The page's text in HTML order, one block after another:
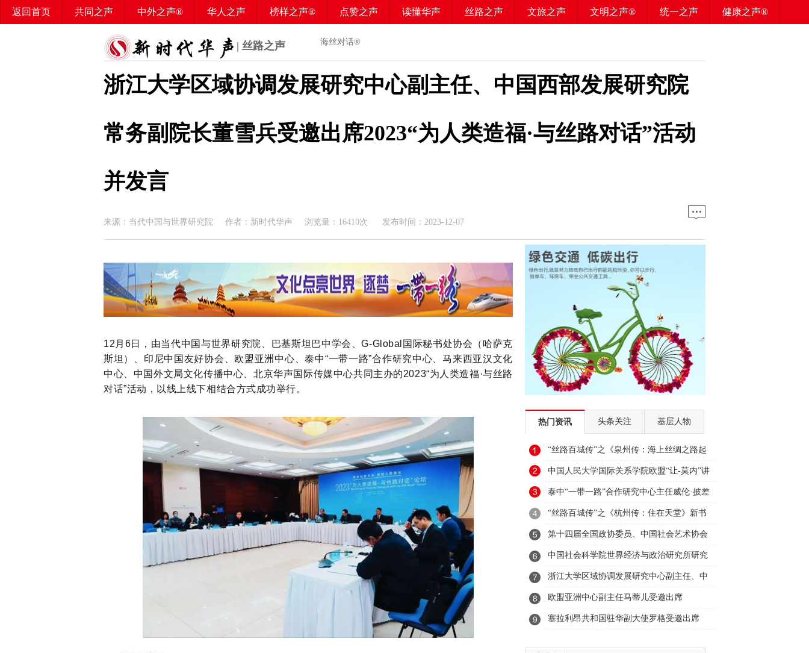
返回首页 共同之声 中外之声® 华人之声 榜样之声® 点赞之声 读懂华声 丝路之声 文旅之声 文明之声® 统一之声 健康之声®
百姓之声® 华声学堂
| 丝路之声 海丝对话®
浙江大学区域协调发展研究中心副主任、中国西部发展研究院
常务副院长董雪兵受邀出席2023“为人类造福·与丝路对话”活动
并发言
来源：当代中国与世界研究院 作者：新时代华声 浏览量： 16410次 发布时间：2023-12-07
12月6日，由当代中国与世界研究院、巴基斯坦巴中学会、G-Global国际秘书处协会（哈萨克
斯坦）、印尼中国友好协会、欧盟亚洲中心、泰中“一带一路”合作研究中心、马来西亚汉文化
中心、中国外文局文化传播中心、北京华声国际传媒中心共同主办的2023“为人类造福·与丝路
对话”活动，以线上线下相结合方式成功举行。
热门资讯 头条关注 基层人物
“丝路百城传”之《泉州传：海上丝绸之路起
点》新书首发式在泉州举行
中国人民大学国际关系学院欧盟“让-莫内”讲
席教授、国际事务研究所所长、欧盟研究中
心主任王义桅受邀出席2023“为人类造福·与
丝路对话”活动并发言
泰中“一带一路”合作研究中心主任威伦·披差
翁帕迪受邀出席2023“为人类造福·与丝路对
话”活动并发言
“丝路百城传”之《杭州传：住在天堂》新书
首发式在杭州举行
第十四届全国政协委员、中国社会艺术协会
副主席舒勇受邀出席2023“为人类造福·与丝
路对话”活动并发言
中国社会科学院世界经济与政治研究所研究
员、中国社科院大学教授薛力受邀出席
2023“为人类造福·与丝路对话”活动并发言
浙江大学区域协调发展研究中心副主任、中
国西部发展研究院常务副院长董雪兵受邀出
席2023“为人类造福·与丝路对话”活动并发言
欧盟亚洲中心副主任马蒂儿受邀出席
2023“为人类造福·与丝路对话”活动并发言
塞拉利昂共和国驻华副大使罗格受邀出席